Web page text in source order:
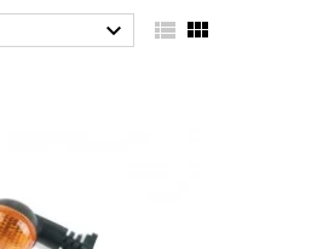
  